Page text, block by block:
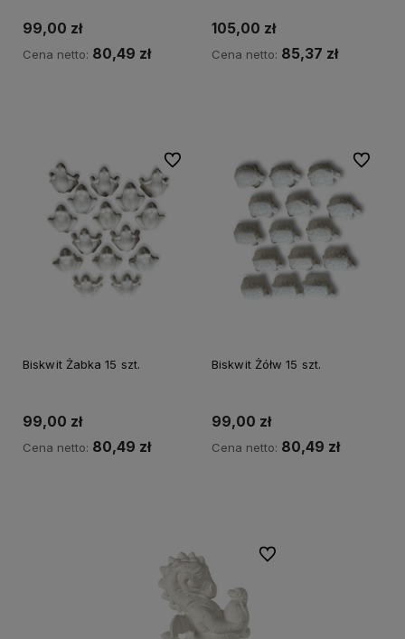
99,00 zł
Cena netto: 80,49 zł
105,00 zł
Cena netto: 85,37 zł
Biskwit Żabka 15 szt.
99,00 zł
Cena netto: 80,49 zł
Do ulubionych
Biskwit Żółw 15 szt.
99,00 zł
Cena netto: 80,49 zł
Do
Do ulubionych